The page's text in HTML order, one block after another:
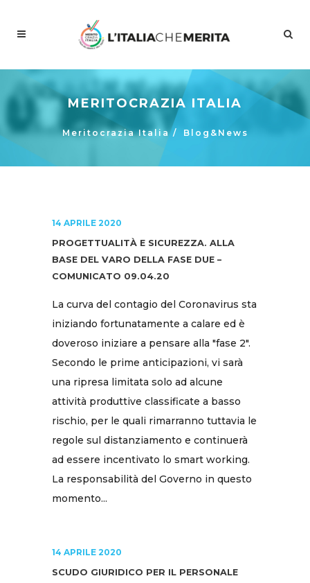
MERITOCRAZIA ITALIA
Meritocrazia Italia/ Blog&News
14 APRILE 2020
PROGETTUALITÀ E SICUREZZA. ALLA
BASE DEL VARO DELLA FASE DUE –
COMUNICATO 09.04.20
La curva del contagio del Coronavirus sta
iniziando fortunatamente a calare ed è
doveroso iniziare a pensare alla "fase 2".
Secondo le prime anticipazioni, vi sarà
una ripresa limitata solo ad alcune
attività produttive classificate a basso
rischio, per le quali rimarranno tuttavia le
regole sul distanziamento e continuerà
ad essere incentivato lo smart working.
La responsabilità del Governo in questo
momento...
14 APRILE 2020
SCUDO GIURIDICO PER IL PERSONALE